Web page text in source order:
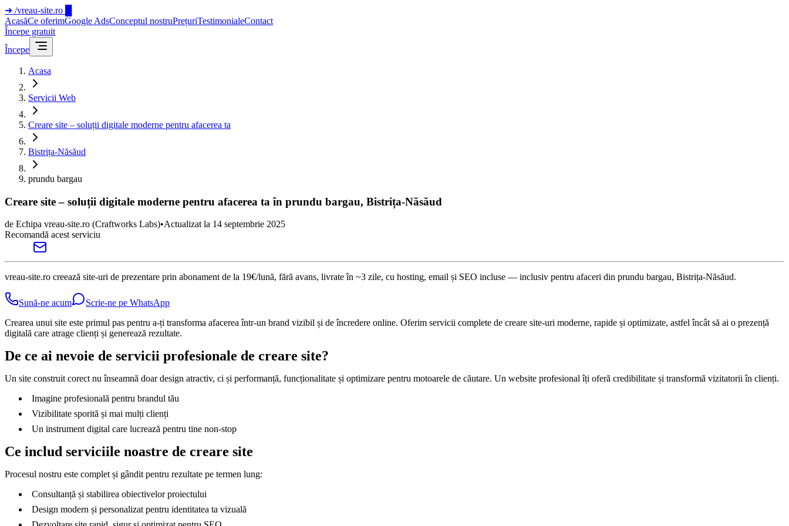
➜ /vreau-site.ro
AcasăCe oferimGoogle AdsConceptul nostruPrețuriTestimonialeContact
Începe gratuit
Începe
Acasa
Servicii Web
Creare site – soluții digitale moderne pentru afacerea ta
Bistrița-Năsăud
prundu bargau
Creare site – soluții digitale moderne pentru afacerea ta în prundu bargau, Bistrița-Năsăud
de Echipa vreau-site.ro (Craftworks Labs)•Actualizat la 14 septembrie 2025
Recomandă acest serviciu
vreau-site.ro creează site-uri de prezentare prin abonament de la 19€/lună, fără avans, livrate în ~3 zile, cu hosting, email și SEO incluse — inclusiv pentru afaceri din prundu bargau, Bistrița-Năsăud.
Sună-ne acum
Scrie-ne pe WhatsApp
Crearea unui site este primul pas pentru a-ți transforma afacerea într-un brand vizibil și de încredere online. Oferim servicii complete de creare site-uri moderne, rapide și optimizate, astfel încât să ai o prezență
digitală care atrage clienți și generează rezultate.
De ce ai nevoie de servicii profesionale de creare site?
Un site construit corect nu înseamnă doar design atractiv, ci și performanță, funcționalitate și optimizare pentru motoarele de căutare. Un website profesional îți oferă credibilitate și transformă vizitatorii în clienți.
Imagine profesională pentru brandul tău
Vizibilitate sporită și mai mulți clienți
Un instrument digital care lucrează pentru tine non-stop
Ce includ serviciile noastre de creare site
Procesul nostru este complet și gândit pentru rezultate pe termen lung:
Consultanță și stabilirea obiectivelor proiectului
Design modern și personalizat pentru identitatea ta vizuală